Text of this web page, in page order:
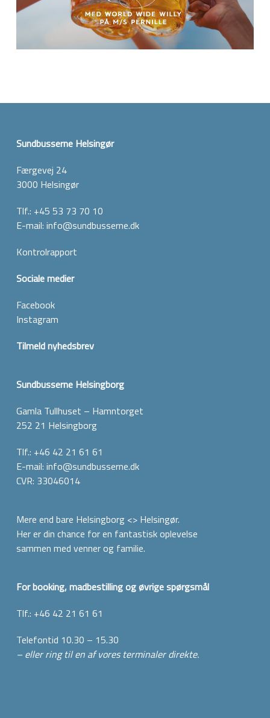
Sundbusserne Helsingør
Færgevej 24
3000 Helsingør
Tlf.: +45 53 73 70 10
E-mail: info@sundbusserne.dk
Kontrolrapport
Sociale medier
Facebook
Instagram
Tilmeld nyhedsbrev
Sundbusserne Helsingborg
Gamla Tullhuset – Hamntorget
252 21 Helsingborg
Tlf.: +46 42 21 61 61
E-mail: info@sundbusserne.dk
CVR: 33046014
Mere end bare Helsingborg <> Helsingør.
Her er din chance for en fantastisk oplevelse
sammen med venner og familie.
For booking, madbestilling og øvrige spørgsmål
Tlf.: +46 42 21 61 61
Telefontid 10.30 – 15.30​
– eller ring til en af vores terminaler direkte.